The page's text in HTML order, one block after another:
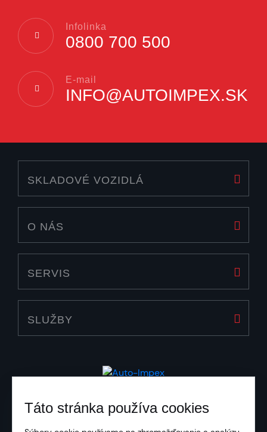
Infolinka
0800 700 500
E-mail
INFO@AUTOIMPEX.SK
SKLADOVÉ VOZIDLÁ
SLUŽBY
SERVIS
O NÁS
Táto stránka používa cookies